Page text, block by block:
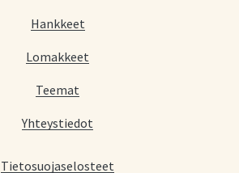
Hankkeet
Lomakkeet
Teemat
Yhteystiedot
Tietosuojaselosteet